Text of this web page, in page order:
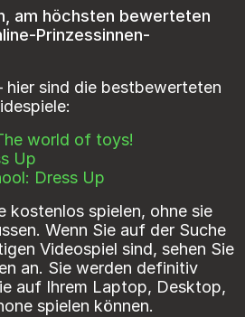
am höchsten bewerteten
Prinzessinnen-
hier sind die bestbewerteten
world of toys!
Up
Dress Up
kostenlos spielen, ohne sie
Wenn Sie auf der Suche
Videospiel sind, sehen Sie
an. Sie werden definitiv
auf Ihrem Laptop, Desktop,
spielen können.